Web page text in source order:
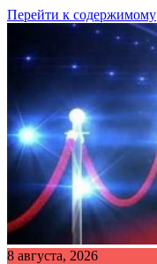
Перейти к содержимому
8 августа, 2026